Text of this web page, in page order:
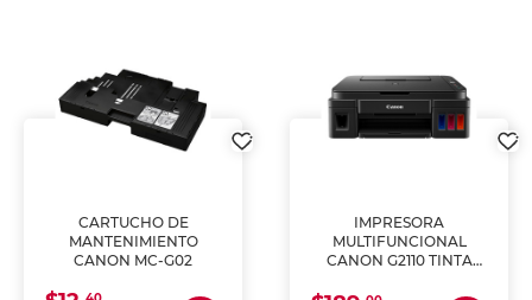
CARTUCHO DE
MANTENIMIENTO
CANON MC-G02
IMPRESORA
MULTIFUNCIONAL
CANON G2110 TINTA